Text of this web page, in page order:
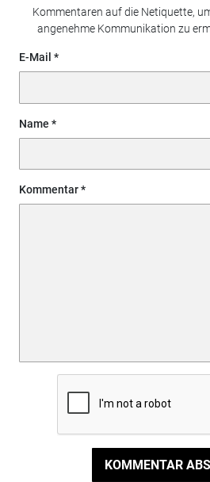
Kommentaren auf die Netiquette,
angenehme Kommunikation zu
E-Mail
Name
Kommentar
KOMMENTAR